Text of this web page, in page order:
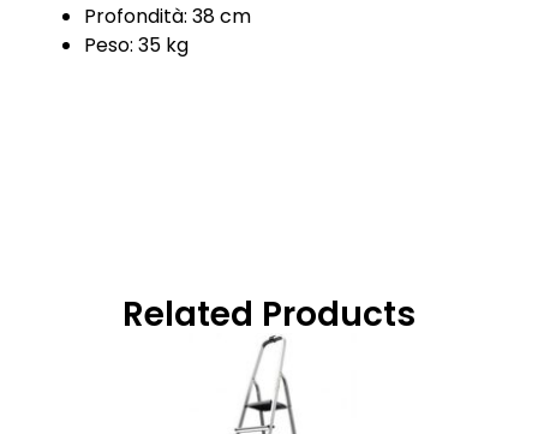
Profondità: 38 cm
Peso: 35 kg
Related Products